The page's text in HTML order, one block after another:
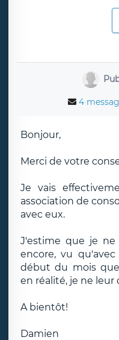
4
Bonjour,
Merci de votre
Je vais
association de
avec eux.
J'estime que je
encore, vu
début du mois
en réalité, je ne leur
A bientôt!
Damien